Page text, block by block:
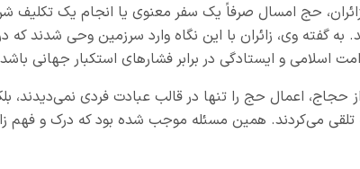
زائران، حج امسال صرفاً یک سفر معنوی یا انجام یک تکلیف
به گفته وی، زائران با این نگاه وارد سرزمین وحی شدند
امت اسلامی و ایستادگی در برابر فشارهای استکبار جهانی
حجاج، اعمال حج را تنها در قالب عبادت فردی نمی‌دیدند،
تلقی می‌کردند. همین مسئله موجب شده بود که درک و فهم